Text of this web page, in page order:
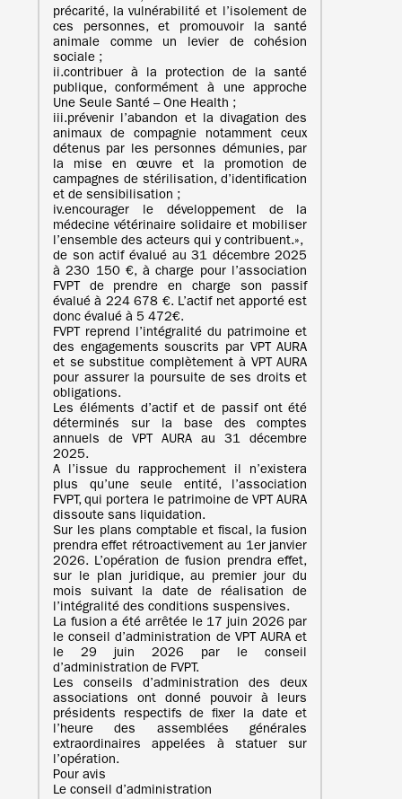
précarité, la vulnérabilité et l’isolement de
ces personnes, et promouvoir la santé
animale comme un levier de cohésion
sociale ;
ii.contribuer à la protection de la santé
publique, conformément à une approche
Une Seule Santé – One Health ;
iii.prévenir l’abandon et la divagation des
animaux de compagnie notamment ceux
détenus par les personnes démunies, par
la mise en œuvre et la promotion de
campagnes de stérilisation, d’identification
et de sensibilisation ;
iv.encourager le développement de la
médecine vétérinaire solidaire et mobiliser
l’ensemble des acteurs qui y contribuent.»,
de son actif évalué au 31 décembre 2025
à 230 150 €, à charge pour l’association
FVPT de prendre en charge son passif
évalué à 224 678 €. L’actif net apporté est
donc évalué à 5 472€.
FVPT reprend l’intégralité du patrimoine et
des engagements souscrits par VPT AURA
et se substitue complètement à VPT AURA
pour assurer la poursuite de ses droits et
obligations.
Les éléments d’actif et de passif ont été
déterminés sur la base des comptes
annuels de VPT AURA au 31 décembre
2025.
A l’issue du rapprochement il n’existera
plus qu’une seule entité, l’association
FVPT, qui portera le patrimoine de VPT AURA
dissoute sans liquidation.
Sur les plans comptable et fiscal, la fusion
prendra effet rétroactivement au 1er janvier
2026. L’opération de fusion prendra effet,
sur le plan juridique, au premier jour du
mois suivant la date de réalisation de
l’intégralité des conditions suspensives.
La fusion a été arrêtée le 17 juin 2026 par
le conseil d’administration de VPT AURA et
le 29 juin 2026 par le conseil
d’administration de FVPT.
Les conseils d’administration des deux
associations ont donné pouvoir à leurs
présidents respectifs de fixer la date et
l’heure des assemblées générales
extraordinaires appelées à statuer sur
l’opération.
Pour avis
Le conseil d’administration